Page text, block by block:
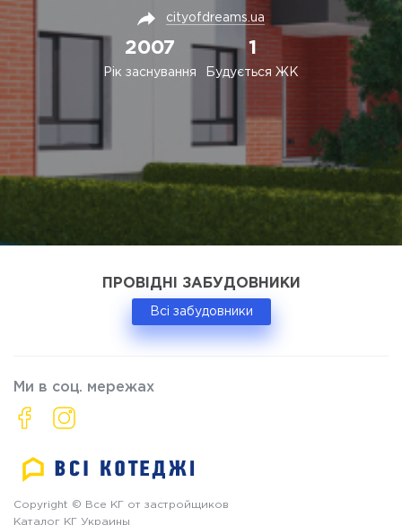
cityofdreams.ua
2007
Рік заснування
1
Будується ЖК
ПРОВІДНІ ЗАБУДОВНИКИ
Всі забудовники
Ми в соц. мережах
Copyright © Все КГ от застройщиков
Каталог КГ Украины